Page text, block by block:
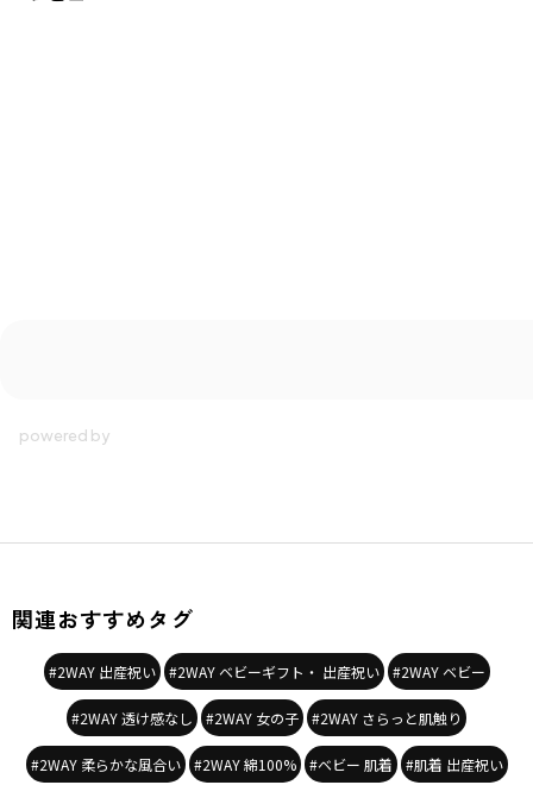
性別タイプ
関連おすすめタグ
#2WAY 出産祝い #2WAY ベビーギフト・ 出産祝い #2WAY ベビー
#2WAY 透け感なし #2WAY 女の子 #2WAY さらっと肌触り
#2WAY 柔らかな風合い #2WAY 綿100% #ベビー 肌着 #肌着 出産祝い